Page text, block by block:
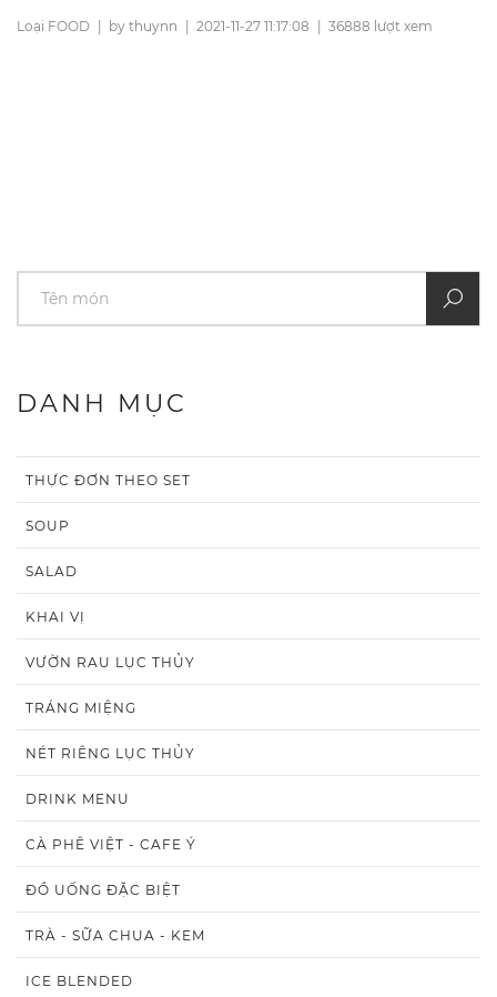
Loại FOOD | by thuynn | 2021-11-27 11:17:08 | 36888 lượt xem
DANH MỤC
THỰC ĐƠN THEO SET
SOUP
SALAD
KHAI VỊ
VƯỜN RAU LỤC THỦY
TRÁNG MIỆNG
NÉT RIÊNG LỤC THỦY
DRINK MENU
CÀ PHÊ VIỆT - CAFE Ý
ĐỒ UỐNG ĐẶC BIỆT
TRÀ - SỮA CHUA - KEM
ICE BLENDED